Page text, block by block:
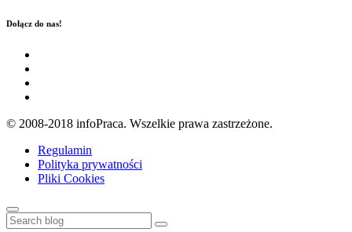
Dołącz do nas!
© 2008-2018 infoPraca. Wszelkie prawa zastrzeżone.
Regulamin
Polityka prywatności
Pliki Cookies